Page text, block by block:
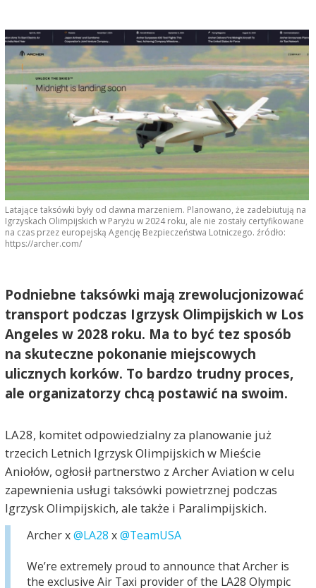
Latające taksówki były od dawna marzeniem. Planowano, że zadebiutują na
Igrzyskach Olimpijskich w Paryżu w 2024 roku, ale nie zostały certyfikowane
na czas przez europejską Agencję Bezpieczeństwa Lotniczego. źródło:
https://archer.com/
Podniebne taksówki mają zrewolucjonizować
transport podczas Igrzysk Olimpijskich w Los
Angeles w 2028 roku. Ma to być tez sposób
na skuteczne pokonanie miejscowych
ulicznych korków. To bardzo trudny proces,
ale organizatorzy chcą postawić na swoim.
LA28, komitet odpowiedzialny za planowanie już
trzecich Letnich Igrzysk Olimpijskich w Mieście
Aniołów, ogłosił partnerstwo z Archer Aviation w celu
zapewnienia usługi taksówki powietrznej podczas
Igrzysk Olimpijskich, ale także i Paralimpijskich.
Archer x@LA28 x@TeamUSA
We’re extremely proud to announce that Archer is
the exclusive Air Taxi provider of the LA28 Olympic